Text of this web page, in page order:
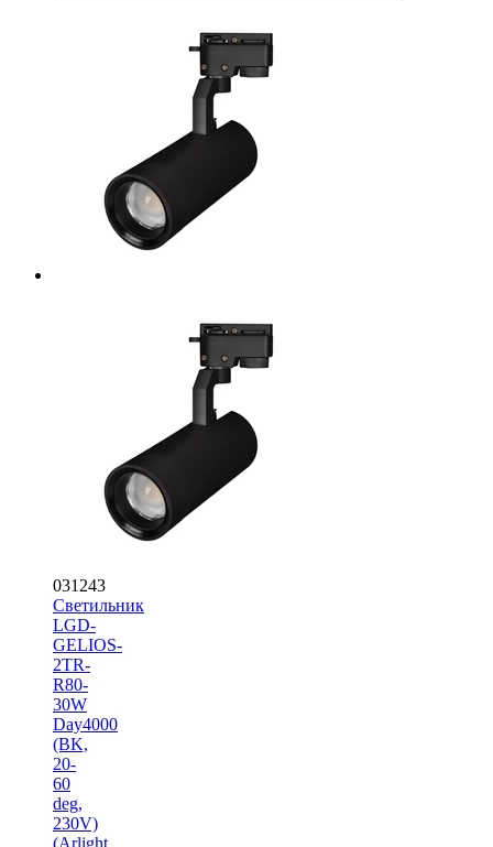
031243
Светильник
LGD-
GELIOS-
2TR-
R80-
30W
Day4000
(BK,
20-
60
deg,
230V)
(Arlight,